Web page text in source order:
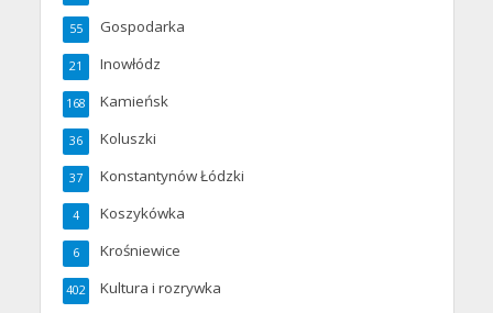
Gospodarka
55
Inowłódz
21
Kamieńsk
168
Koluszki
36
Konstantynów Łódzki
37
Koszykówka
4
Krośniewice
6
Kultura i rozrywka
402